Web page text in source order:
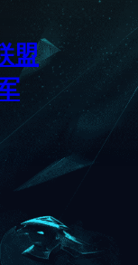
盟